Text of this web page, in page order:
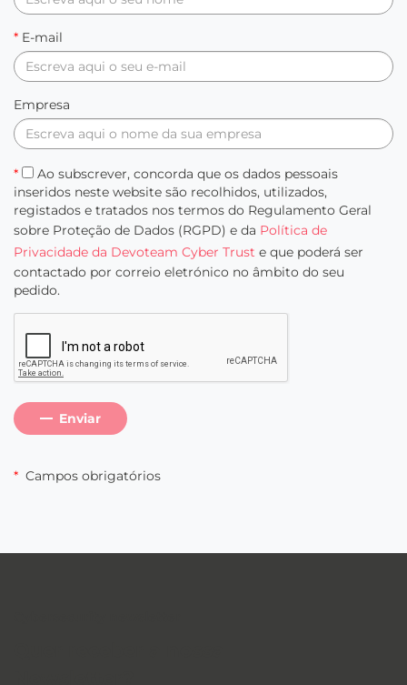
* E-mail
Empresa
*
Ao subscrever, concorda que os dados pessoais
inseridos neste website são recolhidos, utilizados,
registados e tratados nos termos do Regulamento Geral
sobre Proteção de Dados (RGPD) e da Política de
Privacidade da Devoteam Cyber Trust e que poderá ser
contactado por correio eletrónico no âmbito do seu
pedido.
Enviar
* Campos obrigatórios